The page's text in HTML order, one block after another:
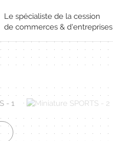
Le spécialiste de la cession
de commerces & d'entreprises